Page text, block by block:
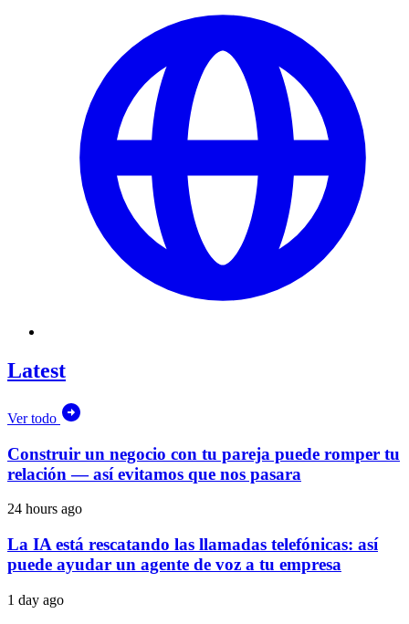
Latest
Ver todo
Construir un negocio con tu pareja puede romper tu
relación — así evitamos que nos pasara
24 hours ago
La IA está rescatando las llamadas telefónicas: así
puede ayudar un agente de voz a tu empresa
1 day ago